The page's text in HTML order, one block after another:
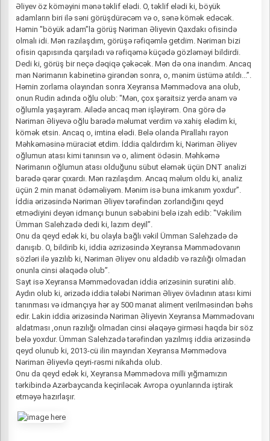
Əliyev öz köməyini mənə təklif elədi. O, təklif elədi ki, böyük
adamların biri ilə səni görüşdürəcəm və o, sənə kömək edəcək.
Həmin "böyük adam”la görüş Nəriman Əliyevin Qaxdakı ofisində
olmalı idi. Mən razılaşdım, görüşə rəfiqəmlə getdim. Nəriman bizi
ofisin qapısında qarşıladı və rəfiqəmə küçədə gözləməyi bildirdi.
Dedi ki, görüş bir neçə dəqiqə çəkəcək. Mən də ona inandım. Ancaq
mən Nərimanın kabinetinə girəndən sonra, o, mənim üstümə atıldı...”.
Həmin zorlama olayından sonra Xeyransa Məmmədova ana olub,
onun Rudin adında oğlu olub: "Mən, çox şəraitsiz yerdə anam və
oğlumla yaşayıram. Ailədə ancaq mən işləyirəm. Ona görə də
Nəriman Əliyevə oğlu barədə məlumat verdim və xahiş elədim ki,
kömək etsin. Ancaq o, imtina elədi. Belə olanda Pirallahı rayon
Məhkəməsinə müraciət etdim. İddia qaldırdım ki, Nəriman Əliyev
oğlumun atası kimi tanınsın və o, aliment ödəsin. Məhkəmə
Nərimanın oğlumun atası olduğunu sübut eləmək üçün DNT analizi
barədə qərar çıxardı. Mən razılaşdım. Ancaq məlum oldu ki, analiz
üçün 2 min manat ödəməliyəm. Mənim isə buna imkanım yoxdur”.
İddia ərizəsində Nəriman Əliyev tərəfindən zorlandığını qeyd
etmədiyini deyən idmançı bunun səbəbini belə izah edib: "Vəkilim
Ümman Salehzadə dedi ki, lazım deyil”.
Onu da qeyd edək ki, bu olayla bağlı vəkil Ümman Salehzadə də
danışıb. O, bildirib ki, iddia əzrizəsində Xeyransa Məmmədovanın
sözləri ilə yazılıb ki, Nəriman Əliyev onu aldadıb və razılığı olmadan
onunla cinsi əlaqədə olub”.
Sayt isə Xeyransa Məmmədovadan iddia ərizəsinin surətini alıb.
Aydın olub ki, ərizədə iddia tələbi Nəriman Əliyev övladının atası kimi
tanınması və idmançıya hər ay 500 manat aliment verilməsindən bəhs
edir. Lakin iddia ərizəsində Nəriman Əliyevin Xeyransa Məmmədovanı
aldatması ,onun razılığı olmadan cinsi əlaqəyə girməsi haqda bir söz
belə yoxdur. Ümman Salehzadə tərəfindən yazılmış iddia ərizəsində
qeyd olunub ki, 2013-cü ilin mayından Xeyransa Məmmədova
Nəriman Əliyevlə qeyri-rəsmi nikahda olub.
Onu da qeyd edək ki, Xeyransa Məmmədova milli yığmamızın
tərkibində Azərbaycanda keçiriləcək Avropa oyunlarında iştirak
etməyə hazırlaşır.